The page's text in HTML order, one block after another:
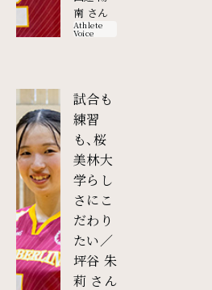
南 さん
Athlete
Voice
試合も
練習
も、桜
美林大
学らし
さにこ
だわり
たい／
坪谷 朱
莉 さん外部リンク